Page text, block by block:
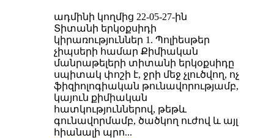
ադմինի կողմից 22-05-27-ին
Տիտանի երկօքսիդի
կիրառություններ 1. Պոլիեսթեր
չիպսերի համար Քիմիական
մանրաթելերի տիտանի երկօքսիդը
սպիտակ փոշի է, ջրի մեջ չլուծվող, ոչ
ֆիզիոլոգիական թունավորությամբ,
կայուն քիմիական
հատկություններով, թեթև
գունավորմամբ, ծածկող ուժով և այլ
հիանալի պրո...